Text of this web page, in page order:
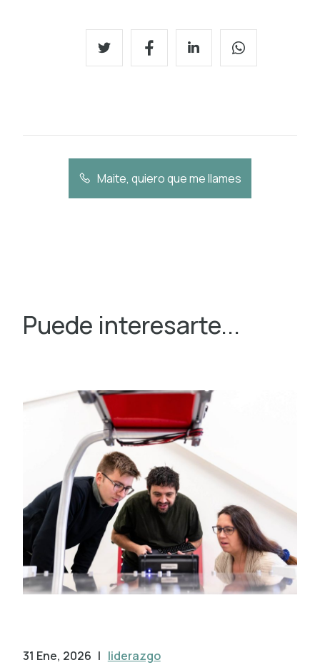
Maite, quiero que me llames
Puede interesarte...
31 Ene, 2026 | liderazgo